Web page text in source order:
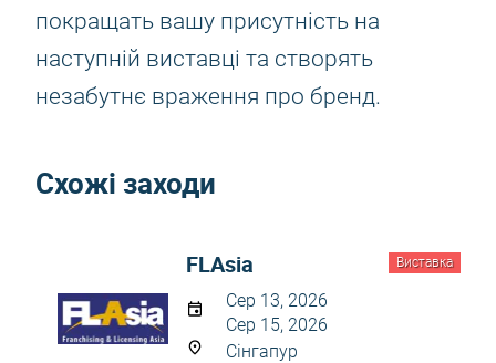
покращать вашу присутність на
наступній виставці та створять
незабутнє враження про бренд.
Схожі заходи
Виставка
FLAsia
Сер 13, 2026
Сер 15, 2026
Сінгапур